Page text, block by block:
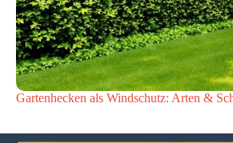
Gartenhecken als Windschutz: Arten &